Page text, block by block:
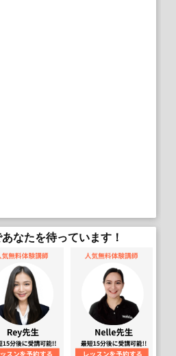
なたを待っています！